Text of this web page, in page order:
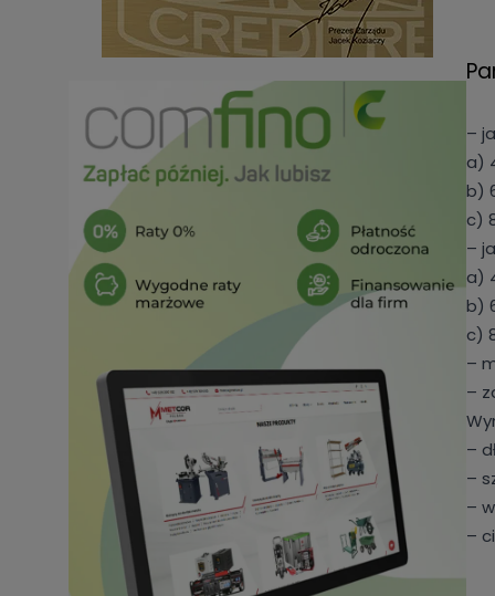
–
a)
b)
c)
–
a)
b)
c)
–
–
–
–
–
–